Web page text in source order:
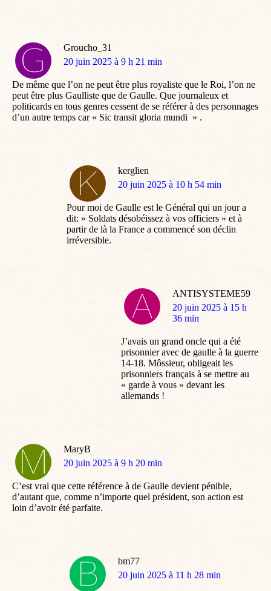
Groucho_31
dit
20 juin 2025 à 9 h 21 min
De même que l’on ne peut être plus royaliste que le Roi, l’on ne
peut être plus Gaulliste que de Gaulle. Que journaleux et
politicards en tous genres cessent de se référer à des personnages
d’un autre temps car « Sic transit gloria mundi » .
kerglien
dit
20 juin 2025 à 10 h 54 min
Pour moi de Gaulle est le Général qui un jour a
dit: » Soldats désobéissez à vos officiers » et à
partir de là la France a commencé son déclin
irréversible.
ANTISYSTEME59
dit
:
20 juin 2025 à 15 h
36 min
J’avais un grand oncle qui a été
prisonnier avec de gaulle à la guerre
14-18. Môssieur, obligeait les
prisonniers français à se mettre au
« garde à vous » devant les
allemands !
MaryB
dit
20 juin 2025 à 9 h 20 min
C’est vrai que cette référence à de Gaulle devient pénible,
d’autant que, comme n’importe quel président, son action est
loin d’avoir été parfaite.
bm77
dit
20 juin 2025 à 11 h 28 min